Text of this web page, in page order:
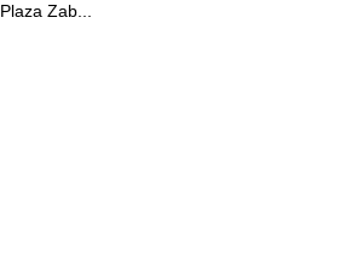
Plaza Zab...